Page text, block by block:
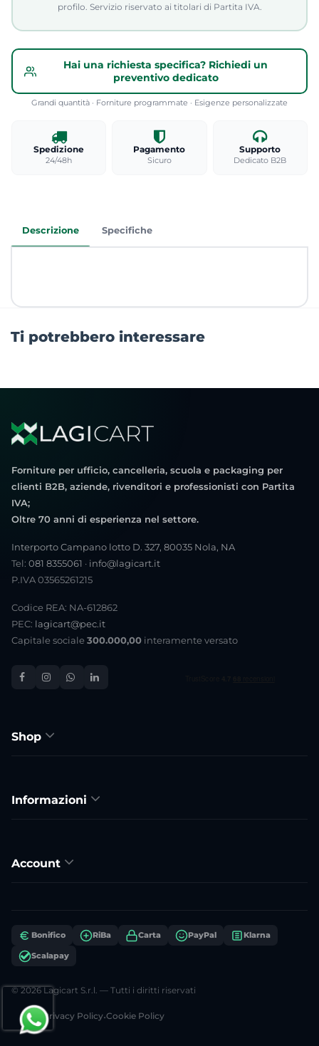
profilo. Servizio riservato ai titolari di Partita IVA.
Hai una richiesta specifica? Richiedi un
preventivo dedicato
Grandi quantità · Forniture programmate · Esigenze personalizzate
Spedizione
24/48h
Pagamento
Sicuro
Supporto
Dedicato B2B
Descrizione Specifiche
Ti potrebbero interessare
Forniture per ufficio, cancelleria, scuola e packaging per
clienti B2B, aziende, rivenditori e professionisti con Partita
IVA;
Oltre 70 anni di esperienza nel settore.
Interporto Campano lotto D. 327, 80035 Nola, NA
Tel: 081 8355061 · info@lagicart.it
P.IVA 03565261215
Codice REA: NA-612862
PEC: lagicart@pec.it
Capitale sociale 300.000,00 interamente versato
Shop
Informazioni
Account
Bonifico RiBa Carta PayPal Klarna
Scalapay
© 2026 Lagicart S.r.l. — Tutti i diritti riservati
Privacy Policy•Cookie Policy